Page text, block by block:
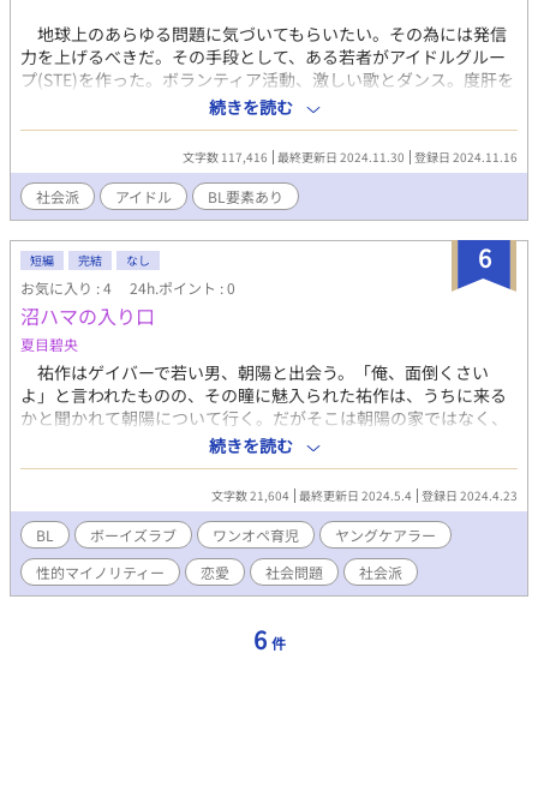
た詩的な美しさと、心の嵐を静める心理的リアリティの融合。単
なる官能小説を超えた「贖罪と許し」というテーマの文学的深
度。各話で完全に異なるエロ要素による技術的多様性。「逃げ
る」から「向き合う」への成長を描いたレアエンド。タクシー運
転手という職業設定の新鮮さと、台風後という特殊な時間設定が
生み出す唯一無二の世界観。
地球上のあらゆる問題に気づいてもらいたい。その為には発信
力を上げるべきだ。その手段として、ある若者がアイドルグルー
プ(STE)を作った。ボランティア活動、激しい歌とダンス。度肝を
抜く彼らの手法は瞬く間に世界を席巻する。しかし、それを快く
思わないあるグループがSTEを誘拐してしまう。誘拐されたSTEは
逃げられるのか。 地球温暖化、海洋プラスティック問題、核兵
器廃絶、アメリカの銃規制。様々な地球規模の問題に立ち向かう
彼ら。日本政府やアメリカ社会も巻き込んで大立ち回り。果たし
て、彼らは生き残れるのか。 メンバー内の恋愛も織り交ぜ、難
しい問題をスパッと解決する究極のエンターテインメント！
続きを読む
文字数 117,416 最終更新日 2024.11.30 登録日 2024.11.16
社会派 アイドル BL要素あり
6
短編 完結 なし
お気に入り : 4 24h.ポイント : 0
沼ハマの入り口
夏目碧央
祐作はゲイバーで若い男、朝陽と出会う。「俺、面倒くさい
よ」と言われたものの、その瞳に魅入られた祐作は、うちに来る
かと聞かれて朝陽について行く。だがそこは朝陽の家ではなく、
保育所だった。 朝陽は姉の子を育てていた。姉は娘を出産して
1年ほどで他界しており、結婚はしていなかった。誰にも言わずに
出産した朝陽の姉。子供の父親は誰なのか。朝陽の姉が祐作と同
じ会社に勤めていた事が解かり、祐作には思い当たるふし
が……。
続きを読む
文字数 21,604 最終更新日 2024.5.4 登録日 2024.4.23
BL ボーイズラブ ワンオペ育児
ヤングケアラー
性的マイノリティー
恋愛 社会問題 社会派
6 件